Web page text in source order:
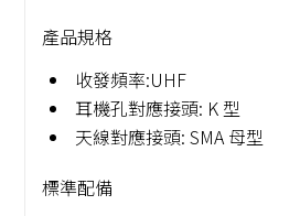
產品規格
收發頻率:UHF
耳機孔對應接頭: K 型
天線對應接頭: SMA 母型
標準配備